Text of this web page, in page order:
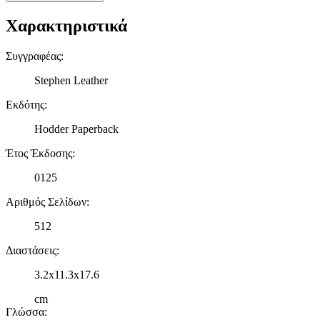
δικτύωσης, διαφημίσεων και ανάλυσης.
Χαρακτηριστικά
Συγγραφέας:
Stephen Leather
Εκδότης:
Hodder Paperback
Έτος Έκδοσης:
0125
Αριθμός Σελίδων:
512
Διαστάσεις:
3.2x11.3x17.6
cm
Γλώσσα: